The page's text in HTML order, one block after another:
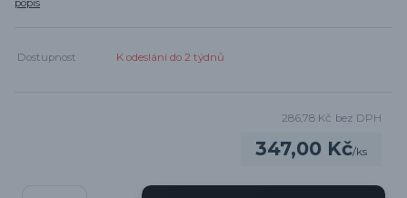
popis
Dostupnost K odeslání do 2 týdnů
347,00 Kč/ks
286,78 Kč bez DPH